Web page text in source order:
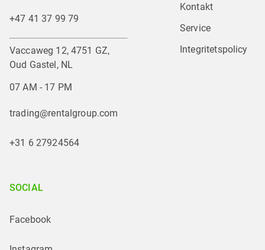
+47 41 37 99 79
Vaccaweg 12, 4751 GZ,
Oud Gastel, NL
07 AM - 17 PM
trading@rentalgroup.com
+31 6 27924564
Kontakt
Service
Integritetspolicy
SOCIAL
Facebook